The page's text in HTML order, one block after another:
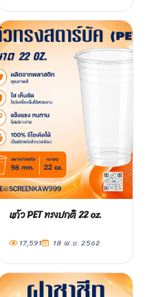
แก้ว PET ทรงปกติ 22 oz.
17,591 18 พ.ย. 2562